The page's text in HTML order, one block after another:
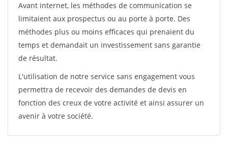
Avant internet, les méthodes de communication se
limitaient aux prospectus ou au porte à porte. Des
méthodes plus ou moins efficaces qui prenaient du
temps et demandait un investissement sans garantie
de résultat.
L'utilisation de notre service sans engagement vous
permettra de recevoir des demandes de devis en
fonction des creux de votre activité et ainsi assurer un
avenir à votre société.